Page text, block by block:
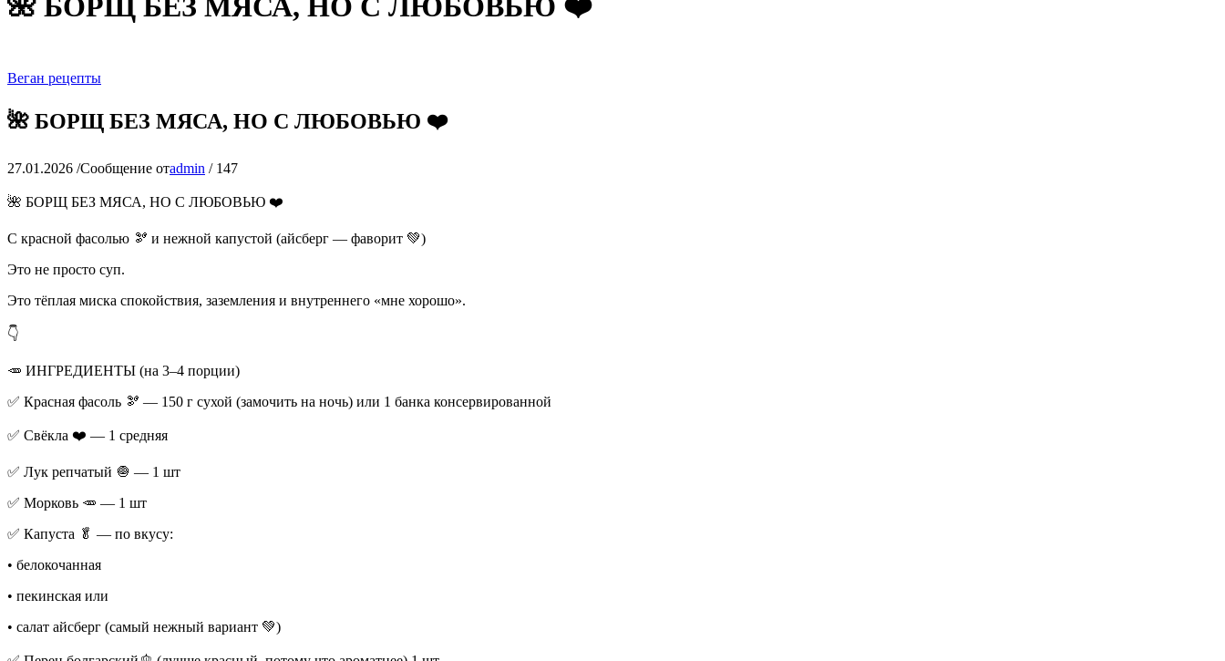
Веган рецепты
🌺 БОРЩ БЕЗ МЯСА, НО С ЛЮБОВЬЮ ❤️
27.01.2026 /Сообщение отadmin / 147
🌺 БОРЩ БЕЗ МЯСА, НО С ЛЮБОВЬЮ ❤️
С красной фасолью 🫘 и нежной капустой (айсберг — фаворит 💚)
Это не просто суп.
Это тёплая миска спокойствия, заземления и внутреннего «мне хорошо».
👇
🥕 ИНГРЕДИЕНТЫ (на 3–4 порции)
✅ Красная фасоль 🫘 — 150 г сухой (замочить на ночь) или 1 банка консервированной
✅ Свёкла ❤️ — 1 средняя
✅ Лук репчатый 🧅 — 1 шт
✅ Морковь 🥕 — 1 шт
✅ Капуста 🥬 — по вкусу:
• белокочанная
• пекинская или
• салат айсберг (самый нежный вариант 💚)